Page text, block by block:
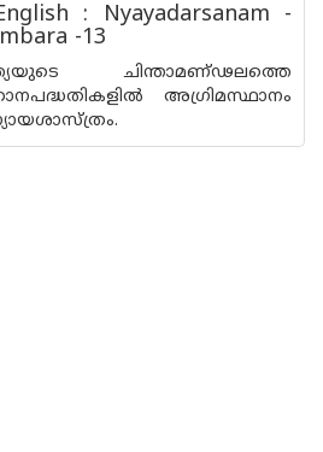
: Nyayadarsanam -
-13
ചിന്താമണ്ഢലത്തെ
അഗ്രിമസ്ഥാനം